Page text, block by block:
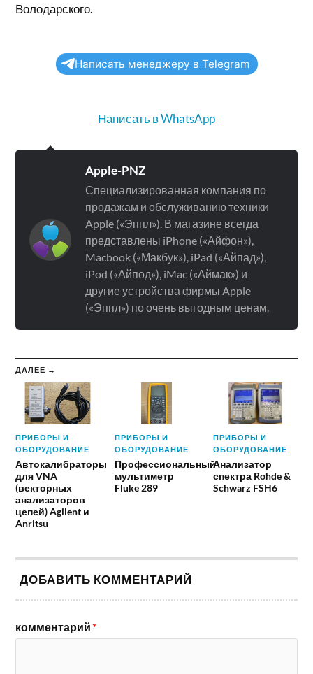
Володарского.
Написать менеджеру в Telegram
Написать в WhatsApp
Apple-PNZ
Специализированная компания по
продажам и обслуживанию техники
Apple («Эппл»). В магазине всегда
представлены iPhone («Айфон»),
Macbook («Макбук»), iPad («Айпад»),
iPod («Айпод»), iMac («Аймак») и
другие устройства фирмы Apple
(«Эппл») по очень выгодным ценам.
ДАЛЕЕ →
ПРИБОРЫ И
ОБОРУДОВАНИЕ
Автокалибраторы
для VNA
(векторных
анализаторов
цепей) Agilent и
Anritsu
ПРИБОРЫ И
ОБОРУДОВАНИЕ
Профессиональный
мультиметр
Fluke 289
ПРИБОРЫ И
ОБОРУДОВАНИЕ
Анализатор
спектра Rohde &
Schwarz FSH6
ДОБАВИТЬ КОММЕНТАРИЙ
комментарий*